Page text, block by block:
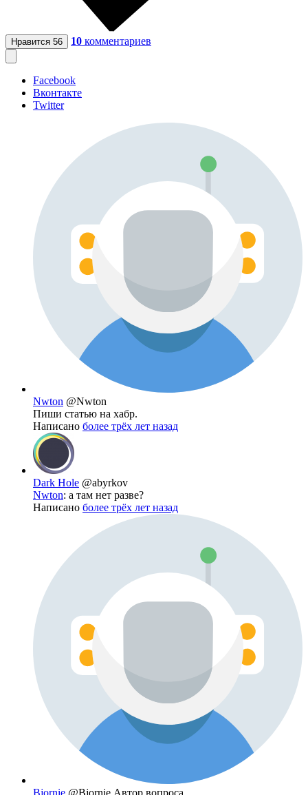
Нравится 56 10 комментариев
Facebook
Вконтакте
Twitter
Nwton @Nwton
Пиши статью на хабр.
Написано более трёх лет назад
Dark Hole @abyrkov
Nwton: а там нет разве?
Написано более трёх лет назад